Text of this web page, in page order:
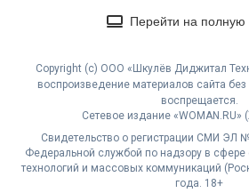
Перейти на полную
Copyright (с) ООО «Шкулёв Диджитал
воспроизведение материалов сайта
воспрещается.
Сетевое издание
Свидетельство о регистрации СМИ ЭЛ
Федеральной службой по надзору в
технологий и массовых коммуникаций
года. 18+